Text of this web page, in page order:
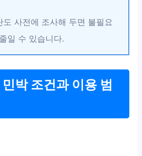
도 사전에 조사해 두면 불필요
일 수 있습니다.
박 조건과 이용 범